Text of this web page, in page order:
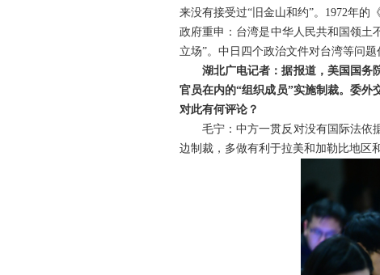
来没有接受过“旧金山和约”。1972年的
政府重申：台湾是中华人民共和国领土
立场”。中日四个政治文件对台湾等问
湖北广电记者：据报道，美国国务
官员在内的“组织成员”实施制裁。委外
对此有何评论？
毛宁：中方一贯反对没有国际法依
边制裁，多做有利于拉美和加勒比地区